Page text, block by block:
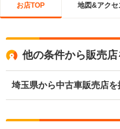
お店TOP 地図&アクセ
他の条件から販売
埼玉県から中古車販売店を